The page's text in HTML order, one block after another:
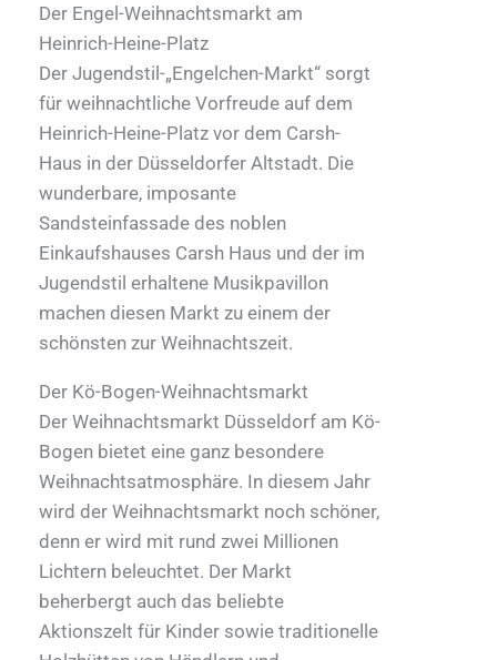
Der Engel-Weihnachtsmarkt am
Heinrich-Heine-Platz
Der Jugendstil-„Engelchen-Markt“ sorgt
für weihnachtliche Vorfreude auf dem
Heinrich-Heine-Platz vor dem Carsh-
Haus in der Düsseldorfer Altstadt. Die
wunderbare, imposante
Sandsteinfassade des noblen
Einkaufshauses Carsh Haus und der im
Jugendstil erhaltene Musikpavillon
machen diesen Markt zu einem der
schönsten zur Weihnachtszeit.
Der Kö-Bogen-Weihnachtsmarkt
Der Weihnachtsmarkt Düsseldorf am Kö-
Bogen bietet eine ganz besondere
Weihnachtsatmosphäre. In diesem Jahr
wird der Weihnachtsmarkt noch schöner,
denn er wird mit rund zwei Millionen
Lichtern beleuchtet. Der Markt
beherbergt auch das beliebte
Aktionszelt für Kinder sowie traditionelle